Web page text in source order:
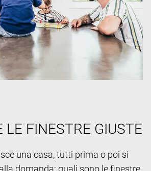
LE FINESTRE GIUSTE
una casa, tutti prima o poi si